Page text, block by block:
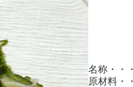
名称・・
原材料・